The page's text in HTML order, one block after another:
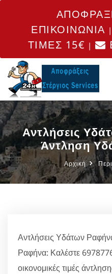
ΕΠΙΚΟΙΝΩΝΙΑ
ΤΙΜΕΣ 15€ |
Αντλήσεις
Άντληση
Αρχική
Αντλήσεις Υδάτων
Ραφήνα: Καλέστε
οικονομικές τιμές